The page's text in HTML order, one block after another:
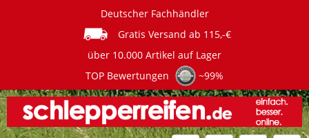
Deutscher Fachhändler
Gratis Versand ab 115,-€
über 10.000 Artikel auf Lager
TOP Bewertungen
~99%